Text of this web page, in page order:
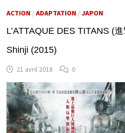
ACTION/ ADAPTATION/ JAPON
L’ATTAQUE DES TITANS (
Shinji (2015)
21 avril 2018 0